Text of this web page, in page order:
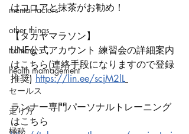
mental factors
other things
training
health mamagement
セールス
走り方
極秘
はココアと抹茶がお勧め！
【タカヤマラソン】
LINE公式アカウント 練習会の詳細案内
はこちら(連絡手段になりますので登録
推奨) https://lin.ee/scjM2lL
ランナー専門パーソナルトレーニング
はこちら